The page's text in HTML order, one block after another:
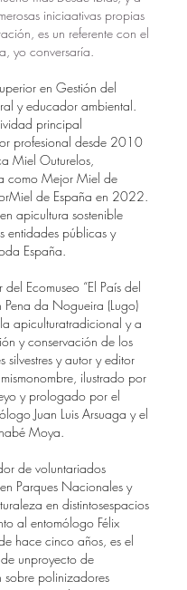
iniciaativas propias
es un referente con el
yo conversaría.
en Gestión del
y educador ambiental.
principal
profesional desde 2010
Miel Outurelos,
como Mejor Miel de
de España en 2022.
apicultura sostenible
entidades públicas y
España.
del Ecomuseo “El País del
Pena da Nogueira (Lugo)
apiculturatradicional y a
y conservación de los
silvestres y autor y editor
ilustrado por
y prologado por el
Juan Luis Arsuaga y el
Moya.
de voluntariados
Parques Nacionales y
en distintosespacios
al entomólogo Félix
hace cinco años, es el
unproyecto de
sobre polinizadores